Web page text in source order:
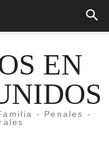
EN
- Penales -